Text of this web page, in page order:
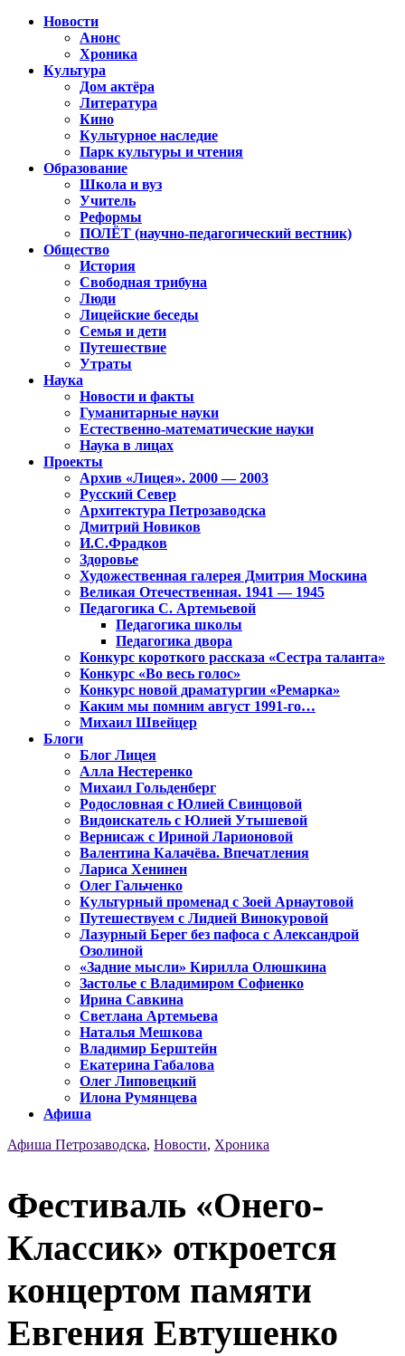
Новости
Анонс
Хроника
Культура
Дом актёра
Литература
Кино
Культурное наследие
Парк культуры и чтения
Образование
Школа и вуз
Учитель
Реформы
ПОЛЁТ (научно-педагогический вестник)
Общество
История
Свободная трибуна
Люди
Лицейские беседы
Семья и дети
Путешествие
Утраты
Наука
Новости и факты
Гуманитарные науки
Естественно-математические науки
Наука в лицах
Проекты
Архив «Лицея». 2000 — 2003
Русский Север
Архитектура Петрозаводска
Дмитрий Новиков
И.С.Фрадков
Здоровье
Художественная галерея Дмитрия Москина
Великая Отечественная. 1941 — 1945
Педагогика С. Артемьевой
Педагогика школы
Педагогика двора
Конкурс короткого рассказа «Сестра таланта»
Конкурс «Во весь голос»
Конкурс новой драматургии «Ремарка»
Каким мы помним август 1991-го…
Михаил Швейцер
Блоги
Блог Лицея
Алла Нестеренко
Михаил Гольденберг
Родословная с Юлией Свинцовой
Видоискатель с Юлией Утышевой
Вернисаж с Ириной Ларионовой
Валентина Калачёва. Впечатления
Лариса Хенинен
Олег Гальченко
Культурный променад с Зоей Арнаутовой
Путешествуем с Лидией Винокуровой
Лазурный Берег без пафоса с Александрой
Озолиной
«Задние мысли» Кирилла Олюшкина
Застолье с Владимиром Софиенко
Ирина Савкина
Светлана Артемьева
Наталья Мешкова
Владимир Берштейн
Екатерина Габалова
Олег Липовецкий
Илона Румянцева
Афиша
Афиша Петрозаводска, Новости, Хроника
Фестиваль «Онего-
Классик» откроется
концертом памяти
Евгения Евтушенко